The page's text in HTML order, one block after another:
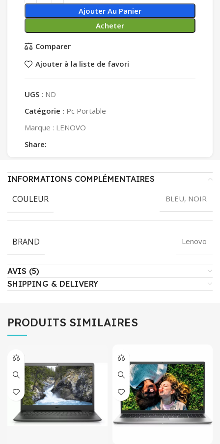
Ajouter Au Panier
Acheter
Comparer
Ajouter à la liste de favori
UGS : ND
Catégorie : Pc Portable
Marque : LENOVO
Share:
INFORMATIONS COMPLÉMENTAIRES
COULEUR BLEU, NOIR
BRAND Lenovo
AVIS (5)
SHIPPING & DELIVERY
PRODUITS SIMILAIRES